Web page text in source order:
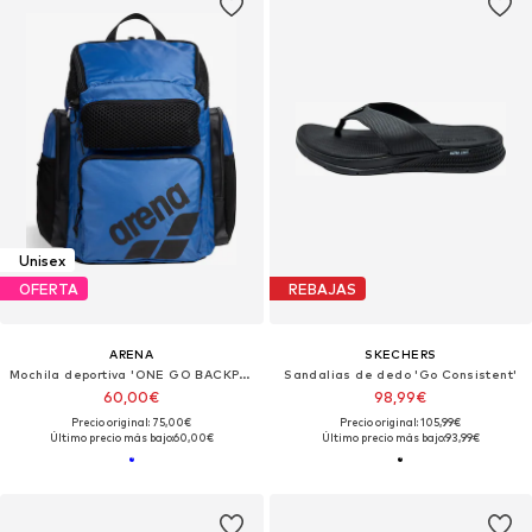
Unisex
OFERTA
ARENA
Mochila deportiva 'ONE GO BACKPACK 45L'
60,00€
Precio original: 75,00€
Último precio más bajo:60,00€
REBAJAS
SKECHERS
Sandalias de dedo 'Go Consistent'
98,99€
Precio original: 105,99€
Último precio más bajo:93,99€